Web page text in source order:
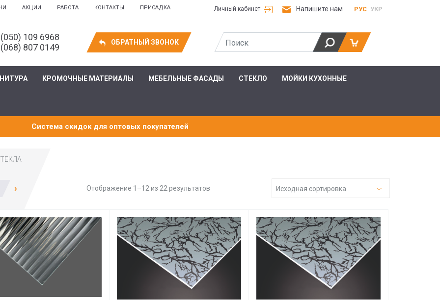
АКЦИИ РАБОТА КОНТАКТЫ ПРИСАДКА Личный кабинет Напишите нам РУС УКР
109 6968
807 0149
ОБРАТНЫЙ ЗВОНОК
КРОМОЧНЫЕ МАТЕРИАЛЫ МЕБЕЛЬНЫЕ ФАСАДЫ СТЕКЛО МОЙКИ КУХОННЫЕ
Система скидок для оптовых покупателей
› Отображение 1–12 из 22 результатов Исходная сортировка